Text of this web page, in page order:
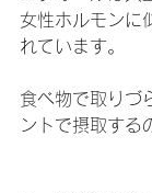
女性ホルモンに
れています。
食べ物で取りづ
ントで摂取する